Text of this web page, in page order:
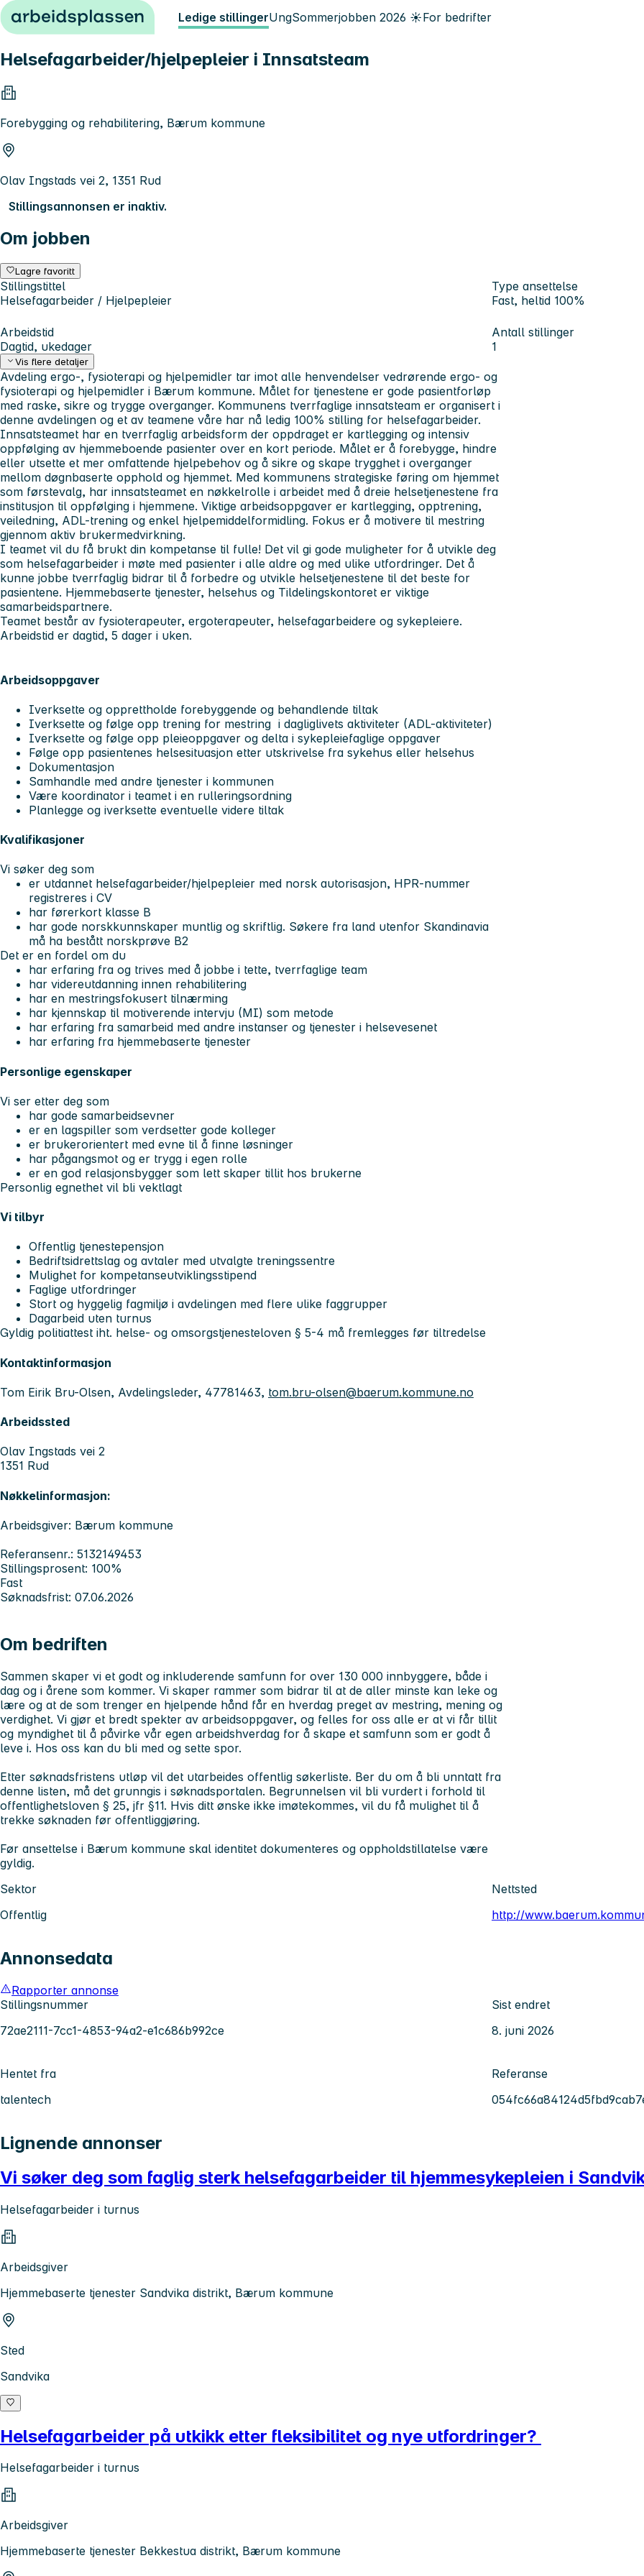
Hopp til innhold Ledige stillingerUngSommerjobben 2026 ☀️For bedrifter
Helsefagarbeider/hjelpepleier i Innsatsteam
Forebygging og rehabilitering, Bærum kommune
Olav Ingstads vei 2, 1351 Rud
Stillingsannonsen er inaktiv.
Om jobben
Lagre favoritt
Stillingstittel
Helsefagarbeider / Hjelpepleier
Type ansettelse
Fast, heltid 100%
Arbeidstid
Dagtid, ukedager
Antall stillinger
1
Vis flere detaljer
Avdeling ergo-, fysioterapi og hjelpemidler tar imot alle henvendelser vedrørende ergo- og
fysioterapi og hjelpemidler i Bærum kommune. Målet for tjenestene er gode pasientforløp
med raske, sikre og trygge overganger. Kommunens tverrfaglige innsatsteam er organisert i
denne avdelingen og et av teamene våre har nå ledig 100% stilling for helsefagarbeider.
Innsatsteamet har en tverrfaglig arbeidsform der oppdraget er kartlegging og intensiv
oppfølging av hjemmeboende pasienter over en kort periode. Målet er å forebygge, hindre
eller utsette et mer omfattende hjelpebehov og å sikre og skape trygghet i overganger
mellom døgnbaserte opphold og hjemmet. Med kommunens strategiske føring om hjemmet
som førstevalg, har innsatsteamet en nøkkelrolle i arbeidet med å dreie helsetjenestene fra
institusjon til oppfølging i hjemmene. Viktige arbeidsoppgaver er kartlegging, opptrening,
veiledning, ADL-trening og enkel hjelpemiddelformidling. Fokus er å motivere til mestring
gjennom aktiv brukermedvirkning.
I teamet vil du få brukt din kompetanse til fulle! Det vil gi gode muligheter for å utvikle deg
som helsefagarbeider i møte med pasienter i alle aldre og med ulike utfordringer. Det å
kunne jobbe tverrfaglig bidrar til å forbedre og utvikle helsetjenestene til det beste for
pasientene. Hjemmebaserte tjenester, helsehus og Tildelingskontoret er viktige
samarbeidspartnere.
Teamet består av fysioterapeuter, ergoterapeuter, helsefagarbeidere og sykepleiere.
Arbeidstid er dagtid, 5 dager i uken.
Arbeidsoppgaver
Iverksette og opprettholde forebyggende og behandlende tiltak
Iverksette og følge opp trening for mestring i dagliglivets aktiviteter (ADL-aktiviteter)
Iverksette og følge opp pleieoppgaver og delta i sykepleiefaglige oppgaver
Følge opp pasientenes helsesituasjon etter utskrivelse fra sykehus eller helsehus
Dokumentasjon
Samhandle med andre tjenester i kommunen
Være koordinator i teamet i en rulleringsordning
Planlegge og iverksette eventuelle videre tiltak
Kvalifikasjoner
Vi søker deg som
er utdannet helsefagarbeider/hjelpepleier med norsk autorisasjon, HPR-nummer
registreres i CV
har førerkort klasse B
har gode norskkunnskaper muntlig og skriftlig. Søkere fra land utenfor Skandinavia
må ha bestått norskprøve B2
Det er en fordel om du
har erfaring fra og trives med å jobbe i tette, tverrfaglige team
har videreutdanning innen rehabilitering
har en mestringsfokusert tilnærming
har kjennskap til motiverende intervju (MI) som metode
har erfaring fra samarbeid med andre instanser og tjenester i helsevesenet
har erfaring fra hjemmebaserte tjenester
Personlige egenskaper
Vi ser etter deg som
har gode samarbeidsevner
er en lagspiller som verdsetter gode kolleger
er brukerorientert med evne til å finne løsninger
har pågangsmot og er trygg i egen rolle
er en god relasjonsbygger som lett skaper tillit hos brukerne
Personlig egnethet vil bli vektlagt
Vi tilbyr
Offentlig tjenestepensjon
Bedriftsidrettslag og avtaler med utvalgte treningssentre
Mulighet for kompetanseutviklingsstipend
Faglige utfordringer
Stort og hyggelig fagmiljø i avdelingen med flere ulike faggrupper
Dagarbeid uten turnus
Gyldig politiattest iht. helse- og omsorgstjenesteloven § 5-4 må fremlegges før tiltredelse
Kontaktinformasjon
Tom Eirik Bru-Olsen, Avdelingsleder, 47781463, tom.bru-olsen@baerum.kommune.no
Arbeidssted
Olav Ingstads vei 2
1351 Rud
Nøkkelinformasjon:
Arbeidsgiver: Bærum kommune
Referansenr.: 5132149453
Stillingsprosent: 100%
Fast
Søknadsfrist: 07.06.2026
Om bedriften
Sammen skaper vi et godt og inkluderende samfunn for over 130 000 innbyggere, både i
dag og i årene som kommer. Vi skaper rammer som bidrar til at de aller minste kan leke og
lære og at de som trenger en hjelpende hånd får en hverdag preget av mestring, mening og
verdighet. Vi gjør et bredt spekter av arbeidsoppgaver, og felles for oss alle er at vi får tillit
og myndighet til å påvirke vår egen arbeidshverdag for å skape et samfunn som er godt å
leve i. Hos oss kan du bli med og sette spor.
Etter søknadsfristens utløp vil det utarbeides offentlig søkerliste. Ber du om å bli unntatt fra
denne listen, må det grunngis i søknadsportalen. Begrunnelsen vil bli vurdert i forhold til
offentlighetsloven § 25, jfr §11. Hvis ditt ønske ikke imøtekommes, vil du få mulighet til å
trekke søknaden før offentliggjøring.
Før ansettelse i Bærum kommune skal identitet dokumenteres og oppholdstillatelse være
gyldig.
Sektor
Offentlig
Nettsted
http://
Annonsedata
Rapporter annonse
Stillingsnummer
72ae2111-7cc1-4853-94a2-e1c686b992ce
Sist endret
8. juni 2026
Hentet fra
talentech
Referanse
Lignende annonser
Vi søker deg som faglig sterk helsefagarbeider til hjemmesykepleien i
Helsefagarbeider i turnus
Arbeidsgiver
Hjemmebaserte tjenester Sandvika distrikt, Bærum kommune
Sted
Sandvika
Helsefagarbeider på utkikk etter fleksibilitet og nye utfordringer?
Helsefagarbeider i turnus
Arbeidsgiver
Hjemmebaserte tjenester Bekkestua distrikt, Bærum kommune